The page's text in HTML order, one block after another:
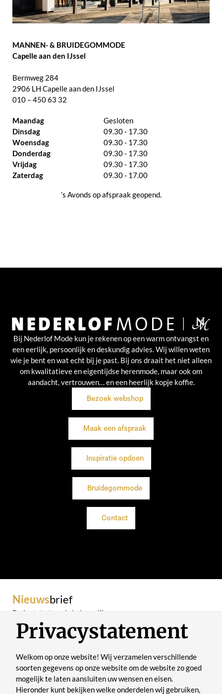
MANNEN- & BRUIDEGOMMODE
Capelle aan den IJssel
Bermweg 284
2906 LH Capelle aan den IJssel
010 – 450 63 32
Maandag
Gesloten
Dinsdag
09.30 - 17.30
Woensdag
09.30 - 17.30
Donderdag
09.30 - 17.30
Vrijdag
09.30 - 17.30
Zaterdag
09.30 - 17.00
’s Avonds op afspraak geopend.
Bij Nederlof Mode kun je rekenen op een warm ontvangst en
een eerlijk, persoonlijk en deskundig advies. Wij willen weten
wie je bent en wat echt bij je past. Bij ons draait het niet alleen
om kwalitatieve en eigentijdse herenmode, maar ook om
aandacht, vertrouwen… en een heerlijk kopje koffie.
Bezoek webshop
Maak een afspraak
Inspiratie opdoen
Bruidegommode
Contact
Nieuwsbrief
De laatste trends in je mailbox
Verstuur
Privacystatement
Welkom op onze website! Wij verzamelen verschillende
soorten gegevens op onze website om de website zo goed
mogelijk te laten aansluiten uw wensen en eisen.
Hieronder kunt bekijken welke onderdelen wij gebruiken,